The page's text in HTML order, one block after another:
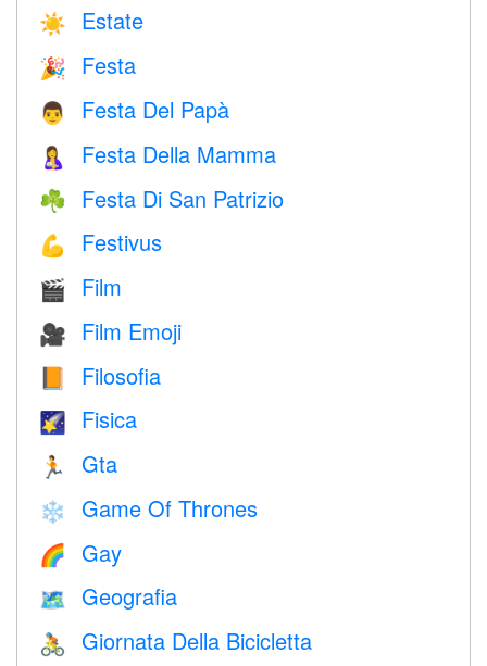
☀️ Estate
🎉 Festa
👨 Festa Del Papà
🤱 Festa Della Mamma
☘️ Festa Di San Patrizio
💪 Festivus
🎬 Film
🎥 Film Emoji
📙 Filosofia
🌠 Fisica
🏃 Gta
❄️ Game Of Thrones
🌈 Gay
🗺 Geografia
🚴 Giornata Della Bicicletta